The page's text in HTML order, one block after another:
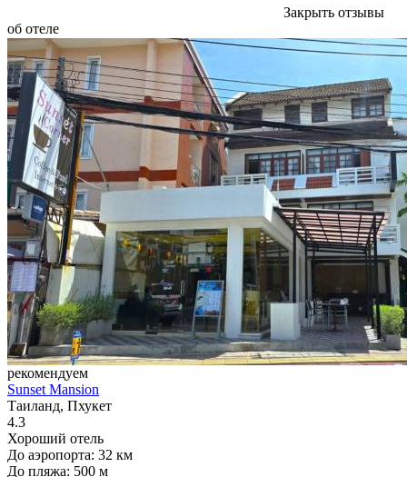
Закрыть отзывы
об отеле
рекомендуем
Sunset Mansion
Таиланд, Пхукет
4.3
Хороший отель
До аэропорта: 32 км
До пляжа: 500 м